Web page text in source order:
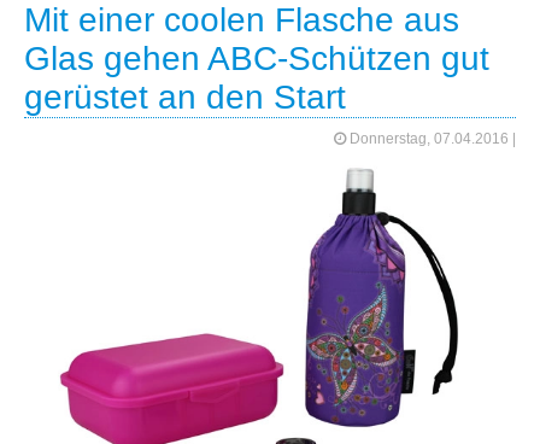
Mit einer coolen Flasche aus
Glas gehen ABC-Schützen gut
gerüstet an den Start
Donnerstag, 07.04.2016